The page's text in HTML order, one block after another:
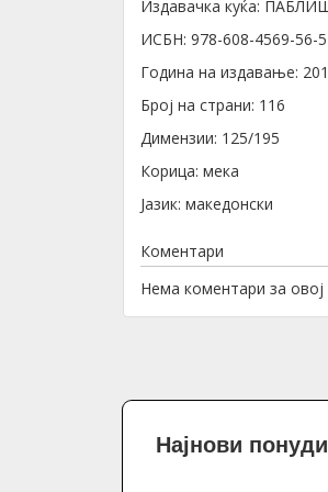
Издавачка куќа:
ИСБН: 978-608-4569-56-5
Година на издавање:
Број на страни: 116
Димензии: 125/195
Корица: мека
Јазик: македонски
Коментари
Нема коментари за овој
Најнови